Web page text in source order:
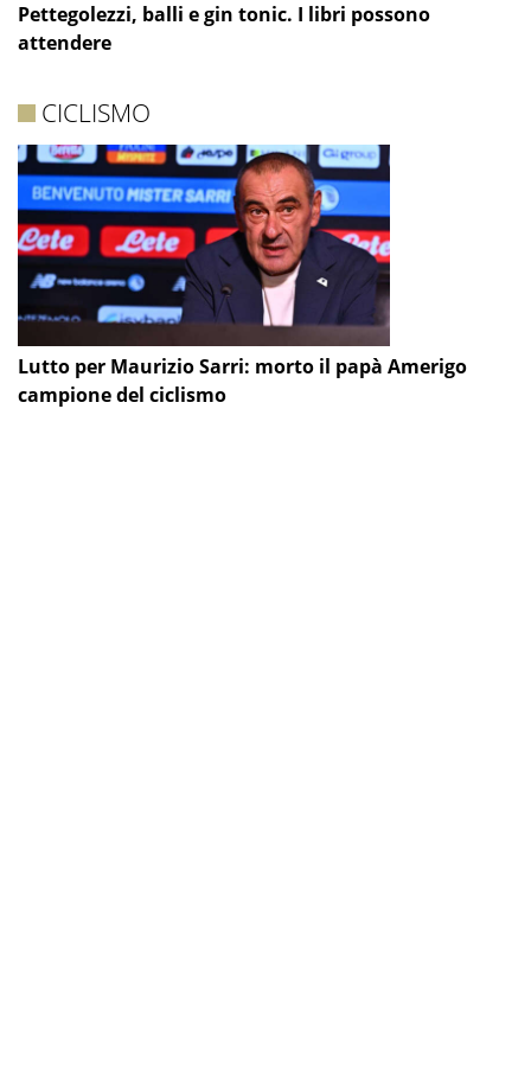
Pettegolezzi, balli e gin tonic. I libri possono
attendere
CICLISMO
Lutto per Maurizio Sarri: morto il papà Amerigo
campione del ciclismo